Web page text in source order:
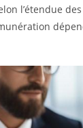
l’étendue